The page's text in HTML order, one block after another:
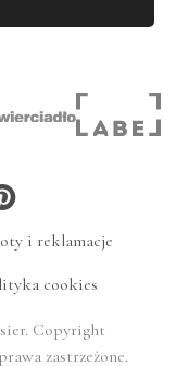
i reklamacje
cookies
Copyright
zastrzeżone.